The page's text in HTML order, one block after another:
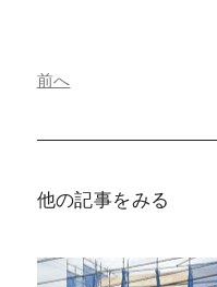
前へ
他の記事をみる